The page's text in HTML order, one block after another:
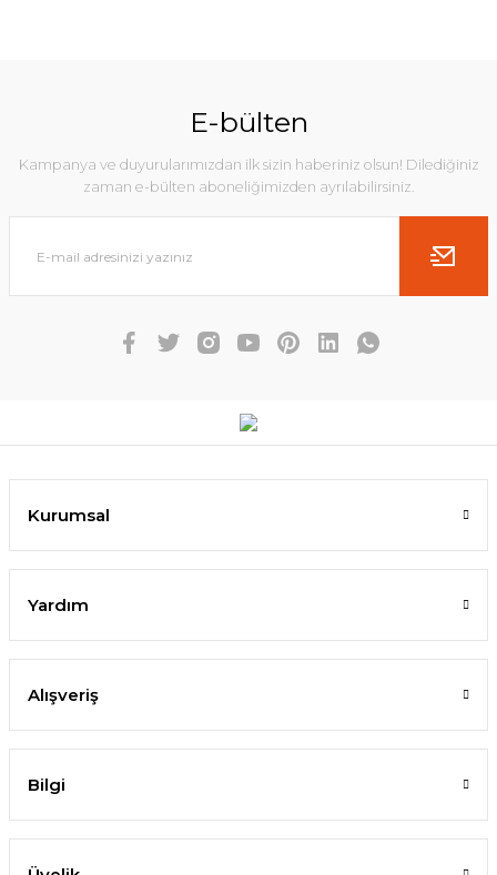
E-bülten
Kampanya ve duyurularımızdan ilk sizin haberiniz olsun! Dilediğiniz
zaman e-bülten aboneliğimizden ayrılabilirsiniz.
Kurumsal
Yardım
Alışveriş
Bilgi